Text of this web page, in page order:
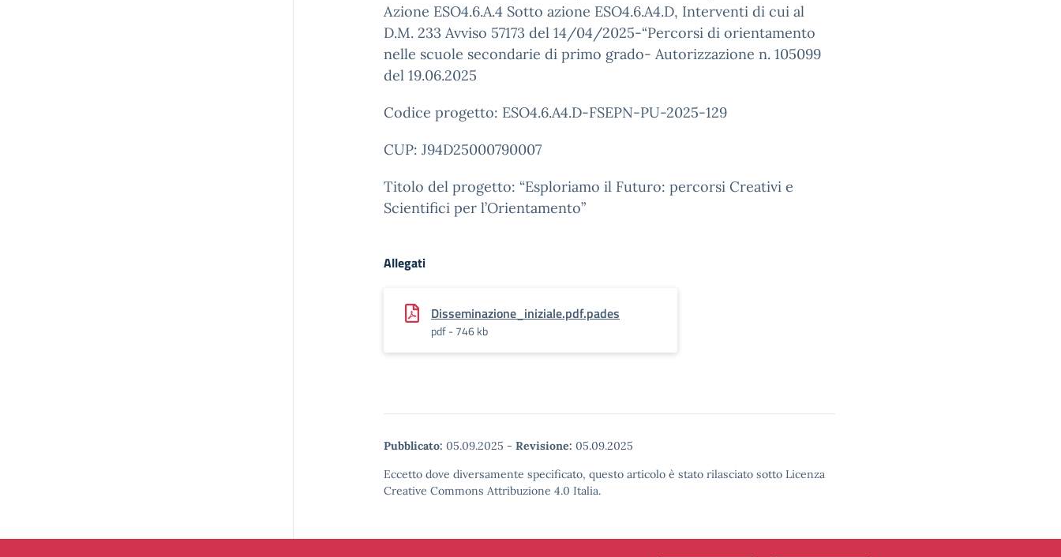
Azione ESO4.6.A.4 Sotto azione ESO4.6.A4.D, Interventi di cui al
D.M. 233 Avviso 57173 del 14/04/2025-“Percorsi di orientamento
nelle scuole secondarie di primo grado- Autorizzazione n. 105099
del 19.06.2025
Codice progetto: ESO4.6.A4.D-FSEPN-PU-2025-129
CUP: J94D25000790007
Titolo del progetto: “Esploriamo il Futuro: percorsi Creativi e
Scientifici per l’Orientamento”
Allegati
Disseminazione_iniziale.pdf.pades
pdf - 746 kb
Pubblicato: 05.09.2025 - Revisione: 05.09.2025
Eccetto dove diversamente specificato, questo articolo è stato rilasciato sotto Licenza
Creative Commons Attribuzione 4.0 Italia.